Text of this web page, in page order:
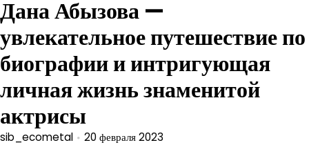
Дана Абызова —
увлекательное путешествие по
биографии и интригующая
личная жизнь знаменитой
актрисы
sib_ecometal 20 февраля 2023